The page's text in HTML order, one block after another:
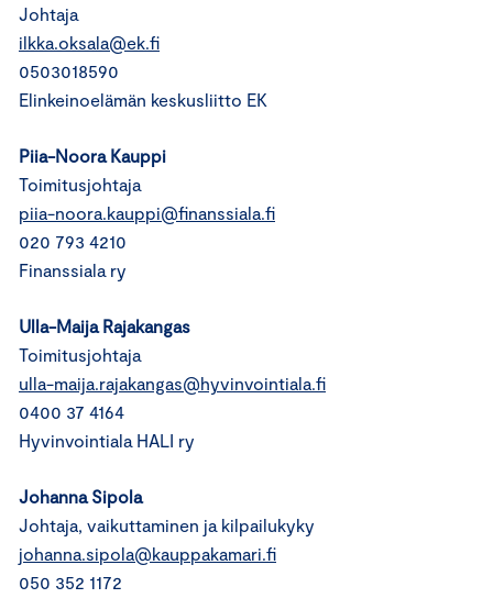
Johtaja
ilkka.oksala@ek.fi
0503018590
Elinkeinoelämän keskusliitto EK
Piia-Noora Kauppi
Toimitusjohtaja
piia-noora.kauppi@finanssiala.fi
020 793 4210
Finanssiala ry
Ulla-Maija Rajakangas
Toimitusjohtaja
ulla-maija.rajakangas@hyvinvointiala.fi
0400 37 4164
Hyvinvointiala HALI ry
Johanna Sipola
Johtaja, vaikuttaminen ja kilpailukyky
johanna.sipola@kauppakamari.fi
050 352 1172